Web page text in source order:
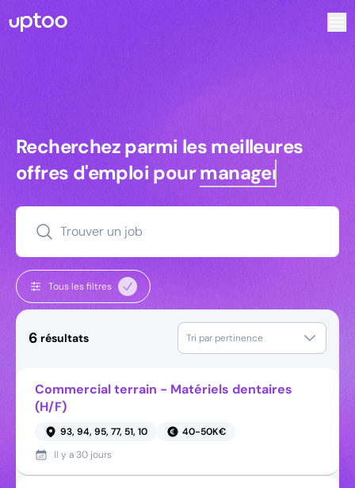
Recherchez parmi les meilleures
Recherchez parmi les meilleures
offres d'emploi pourmanagers
Trouver un job
Tous les filtres
6 résultats Tri par pertinence
Commercial terrain - Matériels dentaires
(H/F)
93, 94, 95, 77, 51, 10
40-50K€
Il y a 30 jours